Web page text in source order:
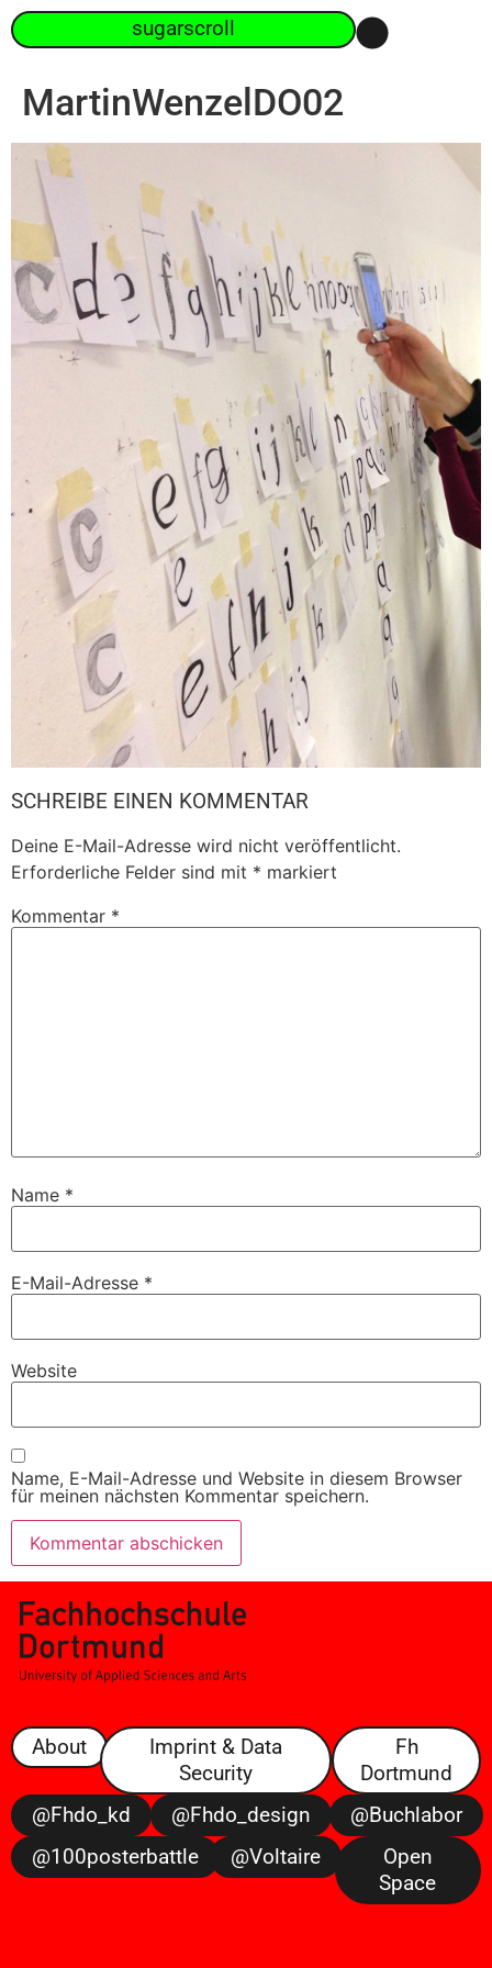
sugarscroll
MartinWenzelDO02
SCHREIBE EINEN KOMMENTAR
Deine E-Mail-Adresse wird nicht veröffentlicht.
Erforderliche Felder sind mit * markiert
Kommentar *
Name *
E-Mail-Adresse *
Website
Name, E-Mail-Adresse und Website in diesem Browser
für meinen nächsten Kommentar speichern.
About
Imprint & Data
Security
Fh
Dortmund
@fhdo_kd
@fhdo_design
@buchlabor
@100posterbattle
@voltaire
Open
Space